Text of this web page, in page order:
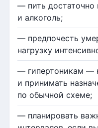
— пить достаточно
и алкоголь;
— предпочесть
нагрузку
— гипертоникам —
и принимать
по обычной схеме;
— планировать